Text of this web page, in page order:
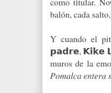
balón, cada
Y cuando el
𝗽𝗮𝗱𝗿𝗲, 𝗞𝗶𝗸𝗲
muros de la
𝑃𝑜𝑚𝑎𝑙𝑐𝑎 𝑒𝑛𝑡𝑒𝑟𝑎